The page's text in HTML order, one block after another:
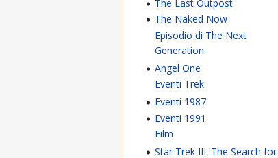
The Last Outpost
The Naked Now
Episodio di The Next
Generation
Angel One
Eventi Trek
Eventi 1987
Eventi 1991
Film
Star Trek III: The Search for